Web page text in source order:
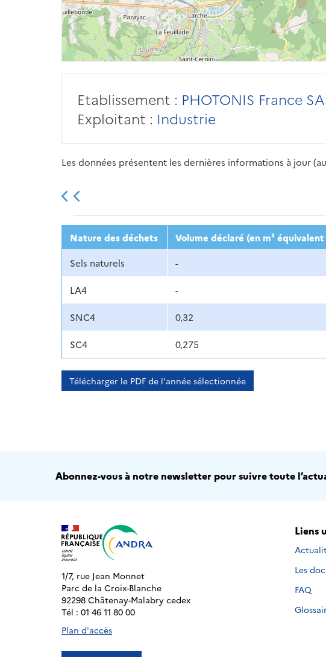
Etablissement : PHOTONIS France
Exploitant : Industrie
Les données présentent les dernières informations à jour
2013 2014 2015 2016
Nature des déchets Volume déclaré (en m³
Sels naturels
-
LA4 -
SNC4 0,32
SC4 0,275
Télécharger le PDF de l'année sélectionnée
Abonnez-vous à notre newsletter pour suivre toute
1/7, rue Jean Monnet
Parc de la Croix-Blanche
92298 Châtenay-Malabry cedex
Tél : 01 46 11 80 00
Plan d'accès
Liens
Les
FAQ